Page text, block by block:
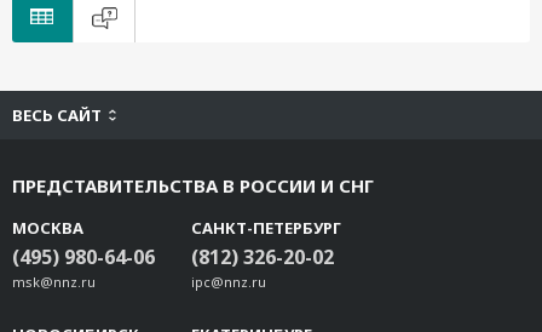
UC-8410A LTE-CAT4-EU
V2406C-LTECat4-EU
V2403C-LTECat4-EU
V3200-WLAN22-AC
V3200-WLAN22-AX
UC-4400A-LTE-CAT4-WW
UC-4400A-WLAN22-AX
ВЕСЬ САЙТ
ПРЕДСТАВИТЕЛЬСТВА В РОССИИ И СНГ
МОСКВА
(495) 980-64-06
msk@nnz.ru
САНКТ-ПЕТЕРБУРГ
(812) 326-20-02
ipc@nnz.ru